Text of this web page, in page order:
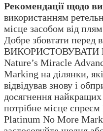
Рекомендації щодо
використанням
місце засобом від
Добре збовтати перед
ВИКОРИСТОВУВАТИ
Nature’s Miracle
Marking на ділянки,
відвідував знову і
досягнення найкращих
потрібне місце
Platinum No More